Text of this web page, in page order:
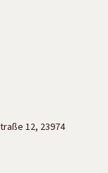
12, 23974